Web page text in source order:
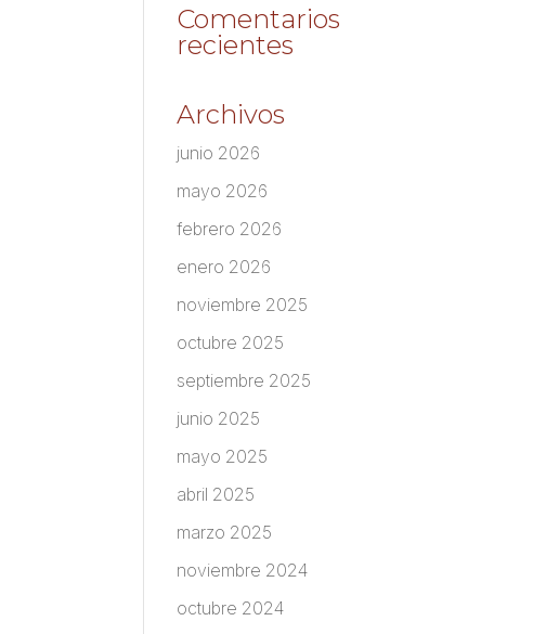
Comentarios
recientes
Archivos
junio 2026
mayo 2026
febrero 2026
enero 2026
noviembre 2025
octubre 2025
septiembre 2025
junio 2025
mayo 2025
abril 2025
marzo 2025
noviembre 2024
octubre 2024